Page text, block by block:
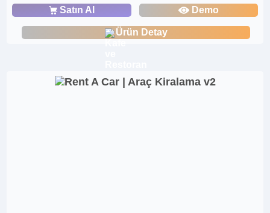
Satın Al Demo
Ürün Detay